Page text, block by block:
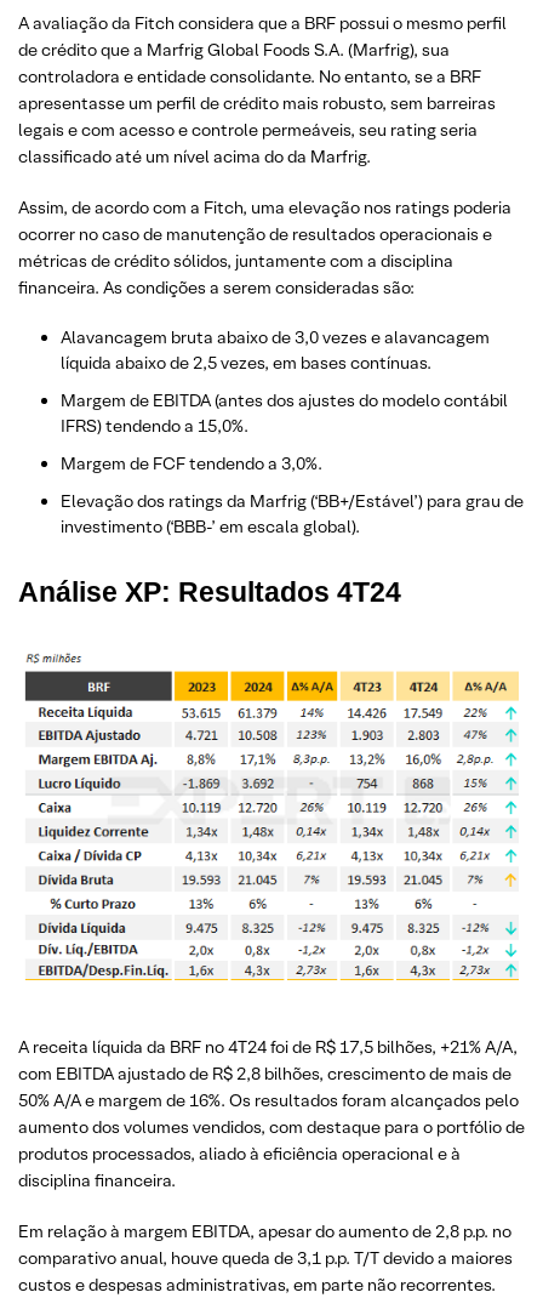
A avaliação da Fitch considera que a BRF possui o mesmo perfil
de crédito que a Marfrig Global Foods S.A. (Marfrig), sua
controladora e entidade consolidante. No entanto, se a BRF
apresentasse um perfil de crédito mais robusto, sem barreiras
legais e com acesso e controle permeáveis, seu rating seria
classificado até um nível acima do da Marfrig.
Assim, de acordo com a Fitch, uma elevação nos ratings poderia
ocorrer no caso de manutenção de resultados operacionais e
métricas de crédito sólidos, juntamente com a disciplina
financeira. As condições a serem consideradas são:
Alavancagem bruta abaixo de 3,0 vezes e alavancagem
líquida abaixo de 2,5 vezes, em bases contínuas.
Margem de EBITDA (antes dos ajustes do modelo contábil
IFRS) tendendo a 15,0%.
Margem de FCF tendendo a 3,0%.
Elevação dos ratings da Marfrig (‘BB+/Estável’) para grau de
investimento (‘BBB-’ em escala global).
Análise XP: Resultados 4T24
A receita líquida da BRF no 4T24 foi de R$ 17,5 bilhões, +21% A/A,
com EBITDA ajustado de R$ 2,8 bilhões, crescimento de mais de
50% A/A e margem de 16%. Os resultados foram alcançados pelo
aumento dos volumes vendidos, com destaque para o portfólio de
produtos processados, aliado à eficiência operacional e à
disciplina financeira.
Em relação à margem EBITDA, apesar do aumento de 2,8 p.p. no
comparativo anual, houve queda de 3,1 p.p. T/T devido a maiores
custos e despesas administrativas, em parte não recorrentes.